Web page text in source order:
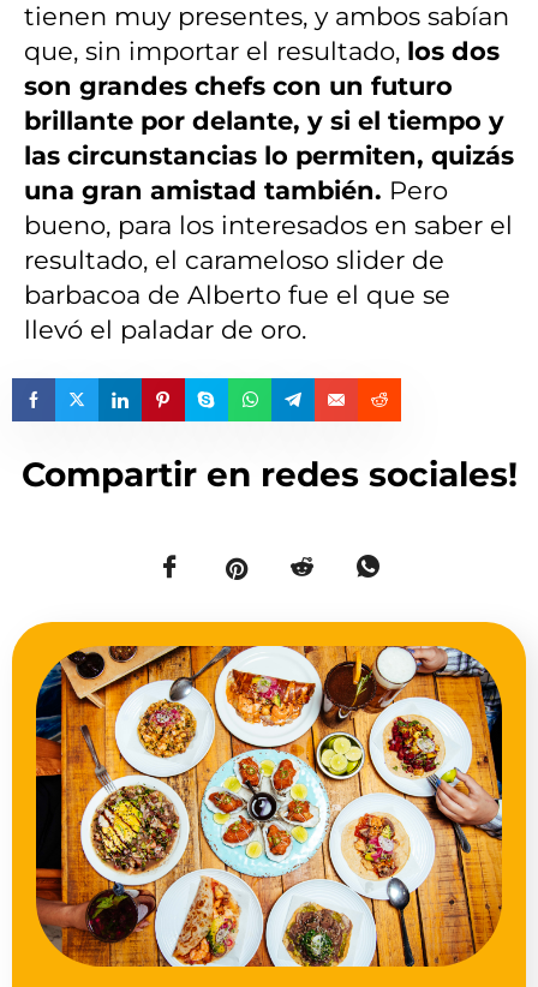
tienen muy presentes, y ambos sabían
que, sin importar el resultado, los dos
son grandes chefs con un futuro
brillante por delante, y si el tiempo y
las circunstancias lo permiten, quizás
una gran amistad también. Pero
bueno, para los interesados en saber el
resultado, el carameloso slider de
barbacoa de Alberto fue el que se
llevó el paladar de oro.
Compartir en redes sociales!